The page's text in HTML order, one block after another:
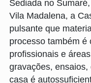
Sediada no
Vila Madalena, a
pulsante que
processo também é
profissionais e
gravações,
casa é